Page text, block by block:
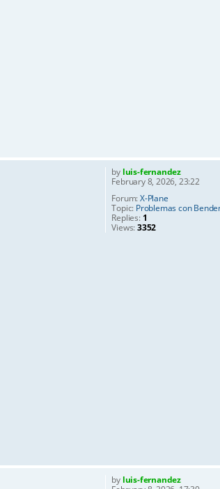
by luis-fernandez
February 8, 2026, 23:22
Forum:X-Plane
Topic: Problemas con
Replies: 1
Views:3352
by luis-fernandez